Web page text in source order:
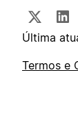
Última
Termos e